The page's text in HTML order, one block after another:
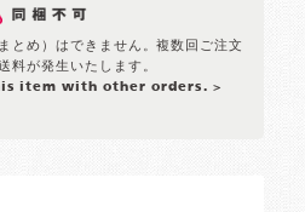
とめ）はできません。複数回ご注文
料が発生いたします。
item with other orders. >